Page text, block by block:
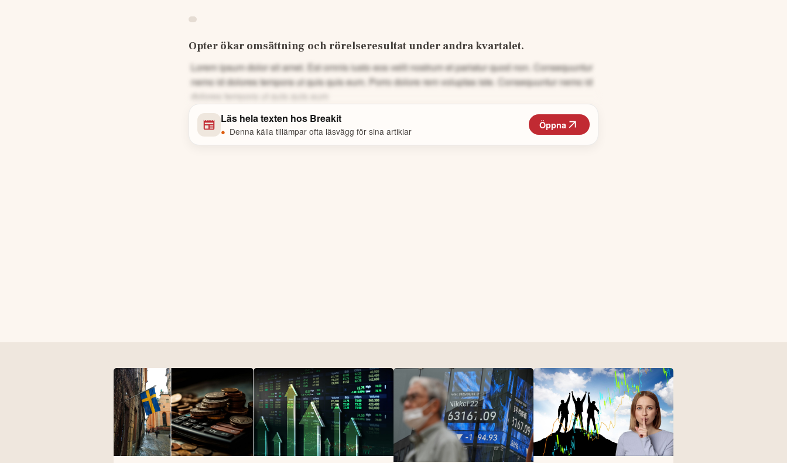
Opter ökar omsättning och rörelseresultat under andra kvartalet.
Lorem ipsum dolor sit amet. Est omnis iusto eos velit nostrum et pariatur quod non. Consequuntur
nemo id dolores tempora ut quis quis eum. Porro dolore rem voluptas iste. Consequuntur nemo id
dolores tempora ut quis quis eum
Läs hela texten hos Breakit
• Denna källa tillämpar ofta läsvägg för sina artiklar
Öppna